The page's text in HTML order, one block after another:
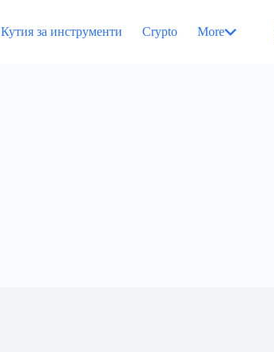
Кутия за инструменти Crypto More